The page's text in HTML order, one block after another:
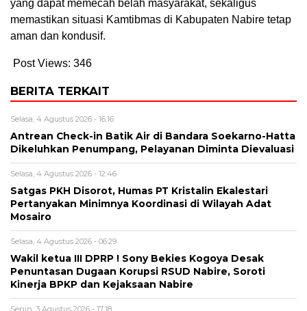
yang dapat memecah belah masyarakat, sekaligus
memastikan situasi Kamtibmas di Kabupaten Nabire tetap
aman dan kondusif.
Post Views: 346
BERITA TERKAIT
Selasa, 4 Agustus 2026 - 16:16
Antrean Check-in Batik Air di Bandara Soekarno-Hatta
Dikeluhkan Penumpang, Pelayanan Diminta Dievaluasi
Selasa, 4 Agustus 2026 - 12:46
Satgas PKH Disorot, Humas PT Kristalin Ekalestari
Pertanyakan Minimnya Koordinasi di Wilayah Adat
Mosairo
Selasa, 4 Agustus 2026 - 06:29
Wakil ketua III DPRP ! Sony Bekies Kogoya Desak
Penuntasan Dugaan Korupsi RSUD Nabire, Soroti
Kinerja BPKP dan Kejaksaan Nabire